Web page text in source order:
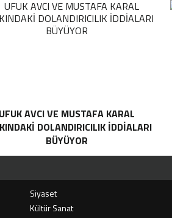
UFUK AVCI VE MUSTAFA KARAL
DOLANDIRICILIK İDDIALARI
BÜYÜYOR
Siyaset
Kültür Sanat